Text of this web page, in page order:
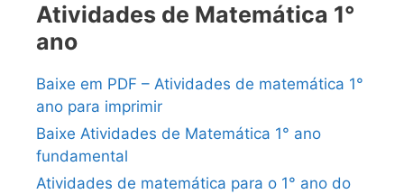
Atividades de Matemática 1°
ano
Baixe em PDF – Atividades de matemática 1°
ano para imprimir
Baixe Atividades de Matemática 1° ano
fundamental
Atividades de matemática para o 1° ano do